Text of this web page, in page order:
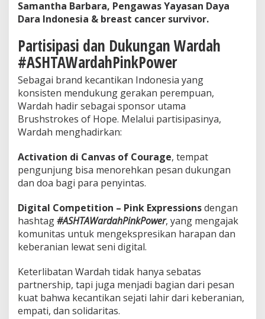
Samantha Barbara, Pengawas Yayasan Daya
Dara Indonesia & breast cancer survivor.
Partisipasi dan Dukungan Wardah
#ASHTAWardahPinkPower
Sebagai brand kecantikan Indonesia yang
konsisten mendukung gerakan perempuan,
Wardah hadir sebagai sponsor utama
Brushstrokes of Hope. Melalui partisipasinya,
Wardah menghadirkan:
Activation di Canvas of Courage, tempat
pengunjung bisa menorehkan pesan dukungan
dan doa bagi para penyintas.
Digital Competition – Pink Expressionsdengan
hashtag#ASHTAWardahPinkPower, yang mengajak
komunitas untuk mengekspresikan harapan dan
keberanian lewat seni digital.
Keterlibatan Wardah tidak hanya sebatas
partnership, tapi juga menjadi bagian dari pesan
kuat bahwa kecantikan sejati lahir dari keberanian,
empati, dan solidaritas.